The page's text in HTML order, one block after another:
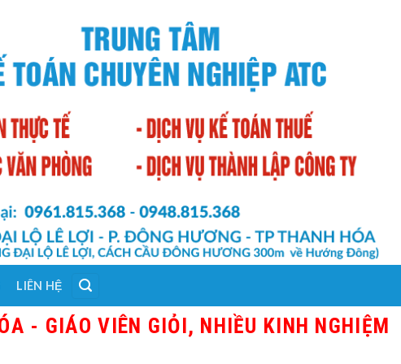
LIÊN HỆ
VIÊN GIỎI, NHIỀU KINH NGHIỆM